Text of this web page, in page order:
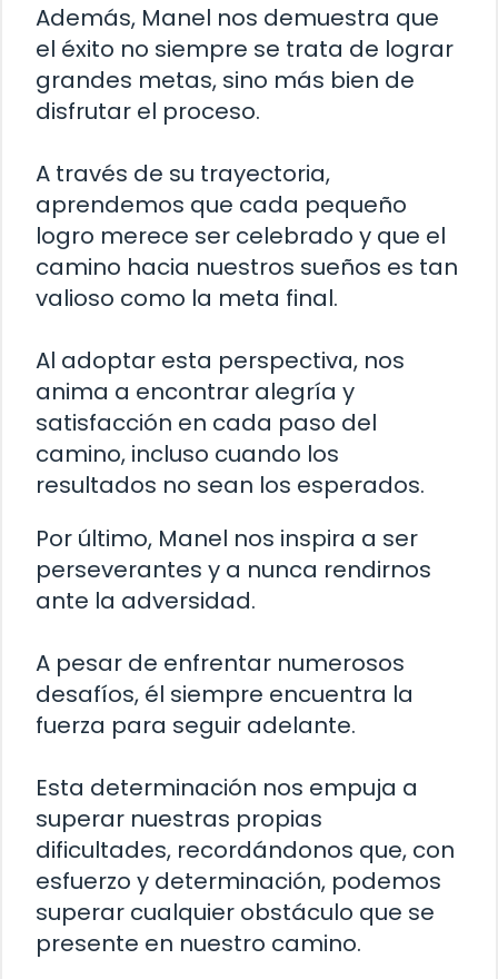
Además, Manel nos demuestra que
el éxito no siempre se trata de lograr
grandes metas, sino más bien de
disfrutar el proceso.
A través de su trayectoria,
aprendemos que cada pequeño
logro merece ser celebrado y que el
camino hacia nuestros sueños es tan
valioso como la meta final.
Al adoptar esta perspectiva, nos
anima a encontrar alegría y
satisfacción en cada paso del
camino, incluso cuando los
resultados no sean los esperados.
Por último, Manel nos inspira a ser
perseverantes y a nunca rendirnos
ante la adversidad.
A pesar de enfrentar numerosos
desafíos, él siempre encuentra la
fuerza para seguir adelante.
Esta determinación nos empuja a
superar nuestras propias
dificultades, recordándonos que, con
esfuerzo y determinación, podemos
superar cualquier obstáculo que se
presente en nuestro camino.